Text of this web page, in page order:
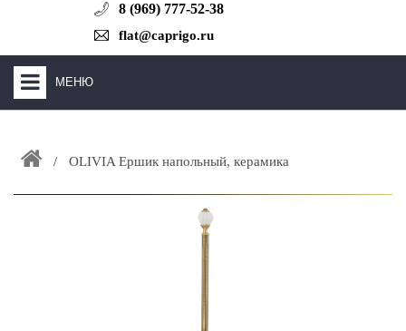
8 (969) 777-52-38
flat@caprigo.ru
МЕНЮ
ЗАКАЗАТЬ РАСЧЕТ КУХНИ CAPRIGO
+
ИНТЕРЬЕРНАЯ МЕБЕЛЬ
КАТАЛОГ МЕБЕЛИ ДЛЯ ВАННОЙ КОМНАТЫ
OLIVIA Ершик напольный, керамика